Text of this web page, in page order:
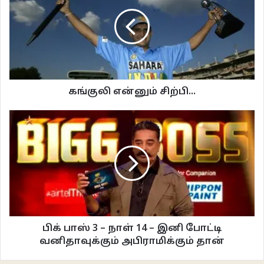
பின்னர், அகம் டிவி வழியே அகத்திற்குள் சென்றார் கமல். எப்பவும் இயல்பாக
இருப்பவர்கள் நேற்று ஒப்பனையுடன் இருக்க, எப்போதும் ஒப்பனையில் இருக்கும்
பாத்திமா அதீத ஒப்பனையுடன் இருந்தார். வழக்கமாக சனிக்கிமைகளில்
ஜாலியாக விளையாடி, பேசி பொழுதைக் கழித்து விட்டு ஞாயிற்றுக் கிழமைகளில்
தான் பஞ்சாயத்தைப் பார்ப்பார் கமல். இன்று வந்தவுடனேயே ஆரம்பித்தார்.
“பெண்கள் போடும் சண்டை உங்களுக்கு எப்படி இருக்கிறது?” என ஆண்களிடம்
கேட்க, அந்த மகான்கள் ” நாராசாமாக உள்ளது. தொல்லையாக உள்ளது,
கேனைத்தனமாக உள்ளது” எனக் கூறினர். இத்தனை வேதனை தெரிவிக்கும்
ஆண்கள் சண்டையைத் தீர்க்க ஏதேனும் முயற்சி எடுத்தார்களா என்றால் இல்லை.
அதை விட்டுவிட்டு மிக்சர் சாப்பிட்டுக் கொண்டே வேடிக்கை பார்த்து விட்டு
நமட்டுச் சிரிப்போடு நகர்வது சுயநலமேயன்றி வேறில்லை. ஆண்கள் பொதுவாக
வம்புகளை விரும்புவதில்லை. பொரணி பேசுவதோடு நிறுத்திக் கொள்கிறார்கள்.
அப்படி மீறி சண்டையானால் அது கைகலப்பில் போய் முடியும். அதனால்
அமைதியாக இருந்து விட்டு இங்கு வந்து புத்தர்களின் வாரிசுகள் போல சீன் வேறு.
கங்குலி என்னும் சிற்பி...
பிக் பாஸ் 3 – நாள் 14 – இனி போட்டி
வனிதாவுக்கும் அபிராமிக்கும் தான்